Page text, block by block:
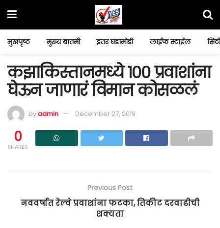
मुखपृष्ठ मुख्य बातमी इतर घडामोडी लाईफ स्टाईल
कझाकिस्तानमध्ये १०० प्रवाशांना
घेऊन जाणारं विमान कोसळलं
byadmin December 27, 2019
0
SHARES
Previous Post
नववर्षात रेल्वे प्रवाशांना फटका, तिकीट दरवाढीची
शक्यता